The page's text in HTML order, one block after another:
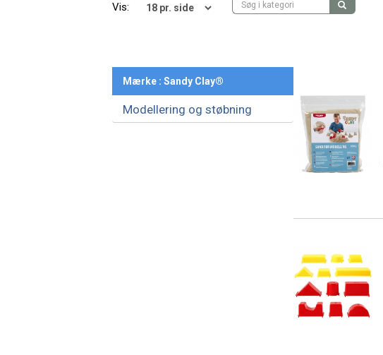
Vis:
Mærke : Sandy Clay®
Modellering og støbning